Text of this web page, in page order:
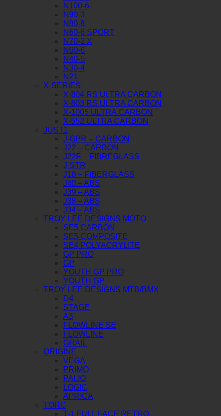
N100-6
N90-3
N80-8
N60-6 SPORT
N70-2 X
N60-6
N40-5
N30-4
N21
X-SERIES
X-804 RS ULTRA CARBON
X-803 RS ULTRA CARBON
X-1005 ULTRA CARBON
X-552 ULTRA CARBON
JUST1
J-GPR – CARBON
J22 – CARBON
J22F – FIBREGLASS
J-STR
J18 – FIBERGLASS
J40 – ABS
J39 – ABS
J38 – ABS
J34 – ABS
TROY LEE DESIGNS MOTO
SE5 CARBON
SE5 COMPOSITE
SE4 POLYACRYLITE
GP PRO
GP
YOUTH GP PRO
YOUTH GP
TROY LEE DESIGNS MTB/BMX
D4
STAGE
A3
FLOWLINE SE
FLOWLINE
GRAIL
ORIGINE
VEGA
PRIMO
PALIO
LOGIC
APRICA
TORC
T-1 FULL FACE RETRO